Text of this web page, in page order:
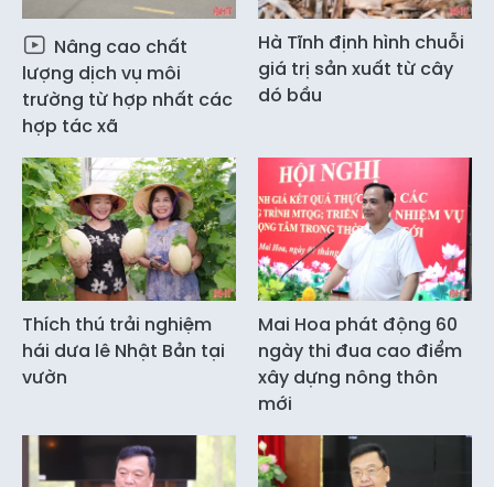
Nâng cao chất
lượng dịch vụ môi
trường từ hợp nhất các
hợp tác xã
Hà Tĩnh định hình chuỗi
giá trị sản xuất từ cây
dó bầu
Thích thú trải nghiệm
hái dưa lê Nhật Bản tại
vườn
Mai Hoa phát động 60
ngày thi đua cao điểm
xây dựng nông thôn
mới